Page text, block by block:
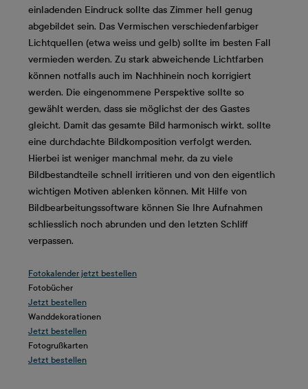
einladenden Eindruck sollte das Zimmer hell genug
abgebildet sein. Das Vermischen verschiedenfarbiger
Lichtquellen (etwa weiss und gelb) sollte im besten Fall
vermieden werden. Zu stark abweichende Lichtfarben
können notfalls auch im Nachhinein noch korrigiert
werden. Die eingenommene Perspektive sollte so
gewählt werden, dass sie möglichst der des Gastes
gleicht. Damit das gesamte Bild harmonisch wirkt, sollte
eine durchdachte Bildkomposition verfolgt werden.
Hierbei ist weniger manchmal mehr, da zu viele
Bildbestandteile schnell irritieren und von den eigentlich
wichtigen Motiven ablenken können. Mit Hilfe von
Bildbearbeitungssoftware können Sie Ihre Aufnahmen
schliesslich noch abrunden und den letzten Schliff
verpassen.
Fotokalender jetzt bestellen
Fotobücher
Jetzt bestellen
Wanddekorationen
Jetzt bestellen
Fotogrußkarten
Jetzt bestellen